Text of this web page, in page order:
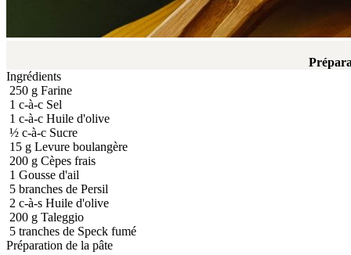
Ingrédients
250 g Farine
1 c-à-c Sel
1 c-à-c Huile d'olive
½ c-à-c Sucre
15 g Levure boulangère
200 g Cèpes frais
1 Gousse d'ail
5 branches de Persil
2 c-à-s Huile d'olive
200 g Taleggio
5 tranches de Speck fumé
Préparation de la pâte